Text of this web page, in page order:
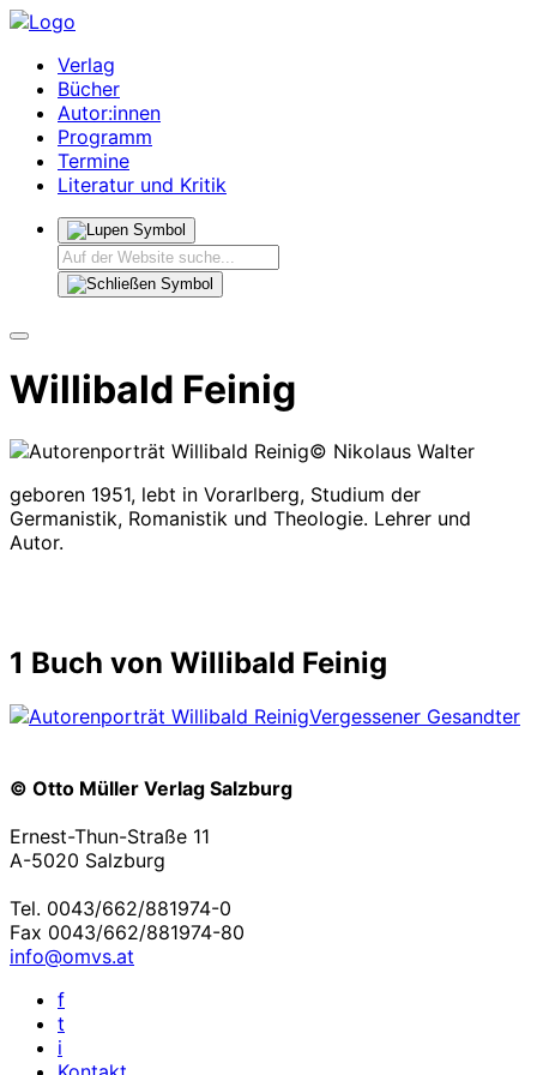
Verlag
Bücher
Autor:innen
Programm
Termine
Literatur und Kritik
Willibald Feinig
© Nikolaus Walter
geboren 1951, lebt in Vorarlberg, Studium der
Germanistik, Romanistik und Theologie. Lehrer und
Autor.
1 Buch von Willibald Feinig
Vergessener Gesandter
© Otto Müller Verlag Salzburg
Ernest-Thun-Straße 11
A-5020 Salzburg
Tel. 0043/662/881974-0
Fax 0043/662/881974-80
info@omvs.at
f
t
i